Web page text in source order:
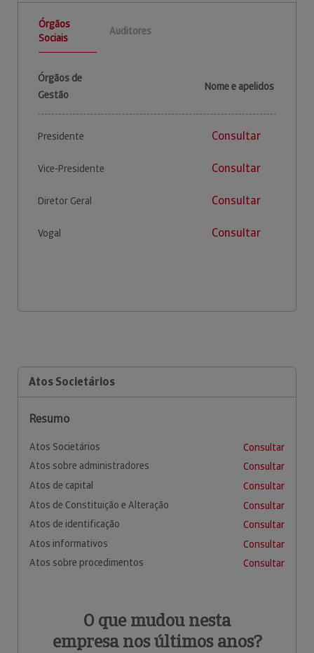
Órgãos
Sociais
Auditores
Órgãos de
Gestão
Nome e apelidos
Presidente Consultar
Vice-Presidente Consultar
Diretor Geral Consultar
Vogal Consultar
Atos Societários
Resumo
Atos Societários
Consultar
Atos sobre administradores
Consultar
Atos de capital
Consultar
Atos de Constituição e Alteração
Consultar
Atos de identificação
Consultar
Atos informativos
Consultar
Atos sobre procedimentos
Consultar
O que mudou nesta
empresa nos últimos anos?